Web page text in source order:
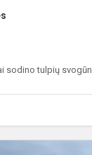
sodino tulpių